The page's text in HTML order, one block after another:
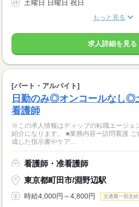
土曜日 日曜日 祝日
もっと見る
求人詳細を見る
[パート・アルバイト]
日勤のみ◎オンコールなし◎
看護師
※この求人情報はディップの転職エージェ
紹介になります。 ■業務内容ー訪問看護
成した指示書やケア...
看護師・准看護師
東京都町田市/淵野辺駅
時給4,000円～4,800円 交通費一部支給